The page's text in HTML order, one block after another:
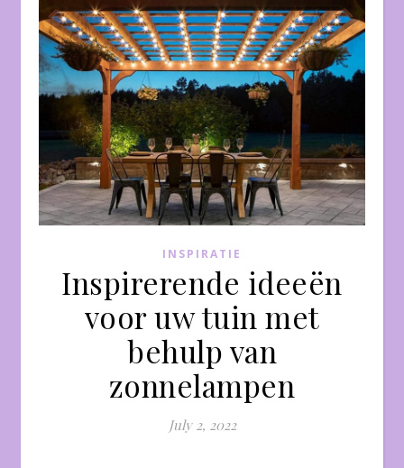
INSPIRATIE
Inspirerende ideeën
voor uw tuin met
behulp van
zonnelampen
July 2, 2022